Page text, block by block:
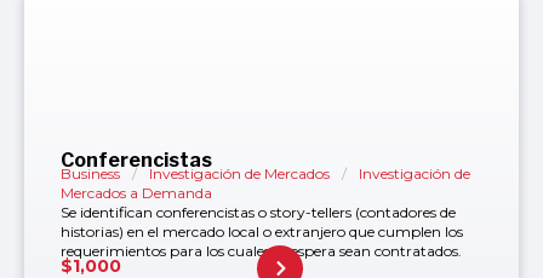
Conferencistas
Business / Investigación de Mercados /
Investigación de
Mercados a Demanda
Se identifican conferencistas o story-tellers (contadores de
historias) en el mercado local o extranjero que cumplen los
requerimientos para los cuales se espera sean contratados.
$1,000